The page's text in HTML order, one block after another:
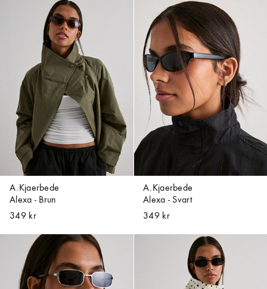
A.Kjaerbede
Alexa - Brun
349 kr
A.Kjaerbede
Alexa - Svart
349 kr